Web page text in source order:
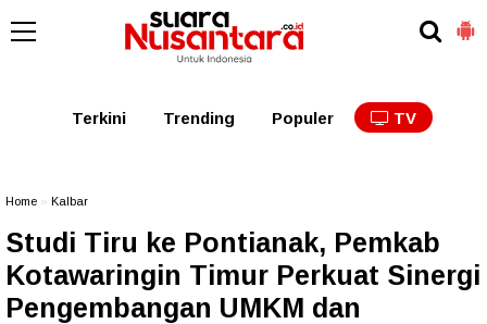
Kalbar Kalteng
Terkini Trending Populer TV
Home Kalbar
Studi Tiru ke Pontianak, Pemkab
Kotawaringin Timur Perkuat Sinergi
Pengembangan UMKM dan